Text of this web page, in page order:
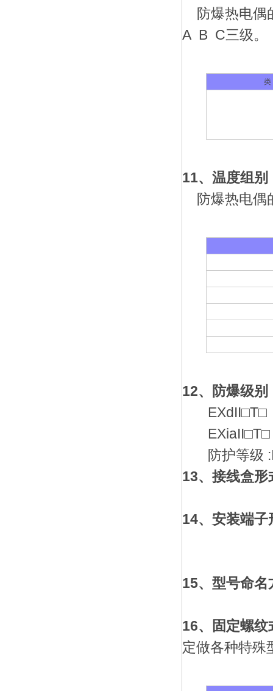
防爆热电偶
A B C三级。
11、温度组别
防爆热电偶
12、防爆级别
EXdII□T□
EXiaII□T□
防护等级
13、接线盒形
14、安装端子
15、型号命名
16、
固定螺
定做各种特殊